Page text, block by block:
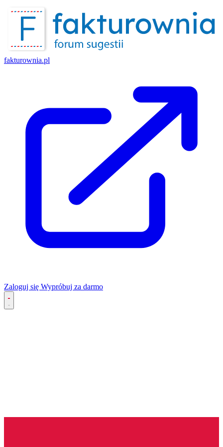
fakturownia.pl
Zaloguj się Wypróbuj za darmo